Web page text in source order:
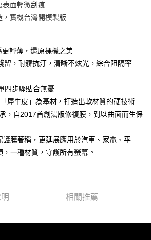
表面輕微刮痕
實機台灣開模製版
輕薄，還原裸機之美
，耐髒抗汙，清晰不炫光，綜合阻隔率
四步驟貼合無憂
犀牛皮」為基材，打造出軟材質的硬技術
，自2017首創滿版修復膜，到以曲面而生保
護膜著稱，更延展應用於汽車、家電、平
一種材質，守護所有螢幕。
相關推薦